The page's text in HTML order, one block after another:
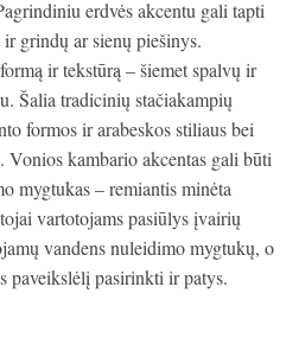
erdvės akcentu gali tapti
grindų ar sienų piešinys.
ir tekstūrą – šiemet spalvų ir
Šalia tradicinių stačiakampių
formos ir arabeskos stiliaus bei
Vonios kambario akcentas gali būti
mygtukas – remiantis minėta
vartotojams pasiūlys įvairių
vandens nuleidimo mygtukų, o
paveikslėlį pasirinkti ir patys.